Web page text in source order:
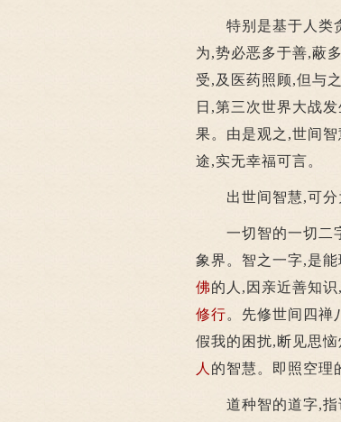
特别是基于人类贪
为,势必恶多于善,蔽
受,及医药照顾,但与
日,第三次世界大战
果。由是观之,世间
途,实无幸福可言。
出世间智慧,可分
一切智的一切二字
象界。智之一字,是
佛的人,因亲近善知
修行。先修世间四禅
假我的困扰,断见思
人 的智慧。即照空理
道种智的道字,指